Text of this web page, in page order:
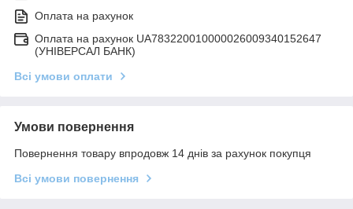
Оплата на рахунок
Оплата на рахунок UA783220010000026009340152647
(УНІВЕРСАЛ БАНК)
Всі умови оплати
Умови повернення
Повернення товару впродовж 14 днів за рахунок покупця
Всі умови повернення